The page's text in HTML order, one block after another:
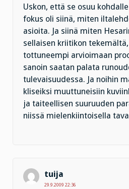
Uskon, että se osuu
fokus oli siinä, miten
asioita. Ja siinä miten
sellaisen kriitikon
tottuneempi arvioimaan
sanoin saatan palata
tulevaisuudessa. Ja noihin
kliseiksi muuttuneisiin
ja taiteellisen suuruuden
niissä mielenkiintoisella
tuija
29.9.2009 22:36